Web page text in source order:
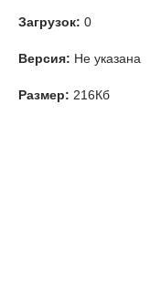
Загрузок: 0
Версия: Не указана
Размер: 216Кб